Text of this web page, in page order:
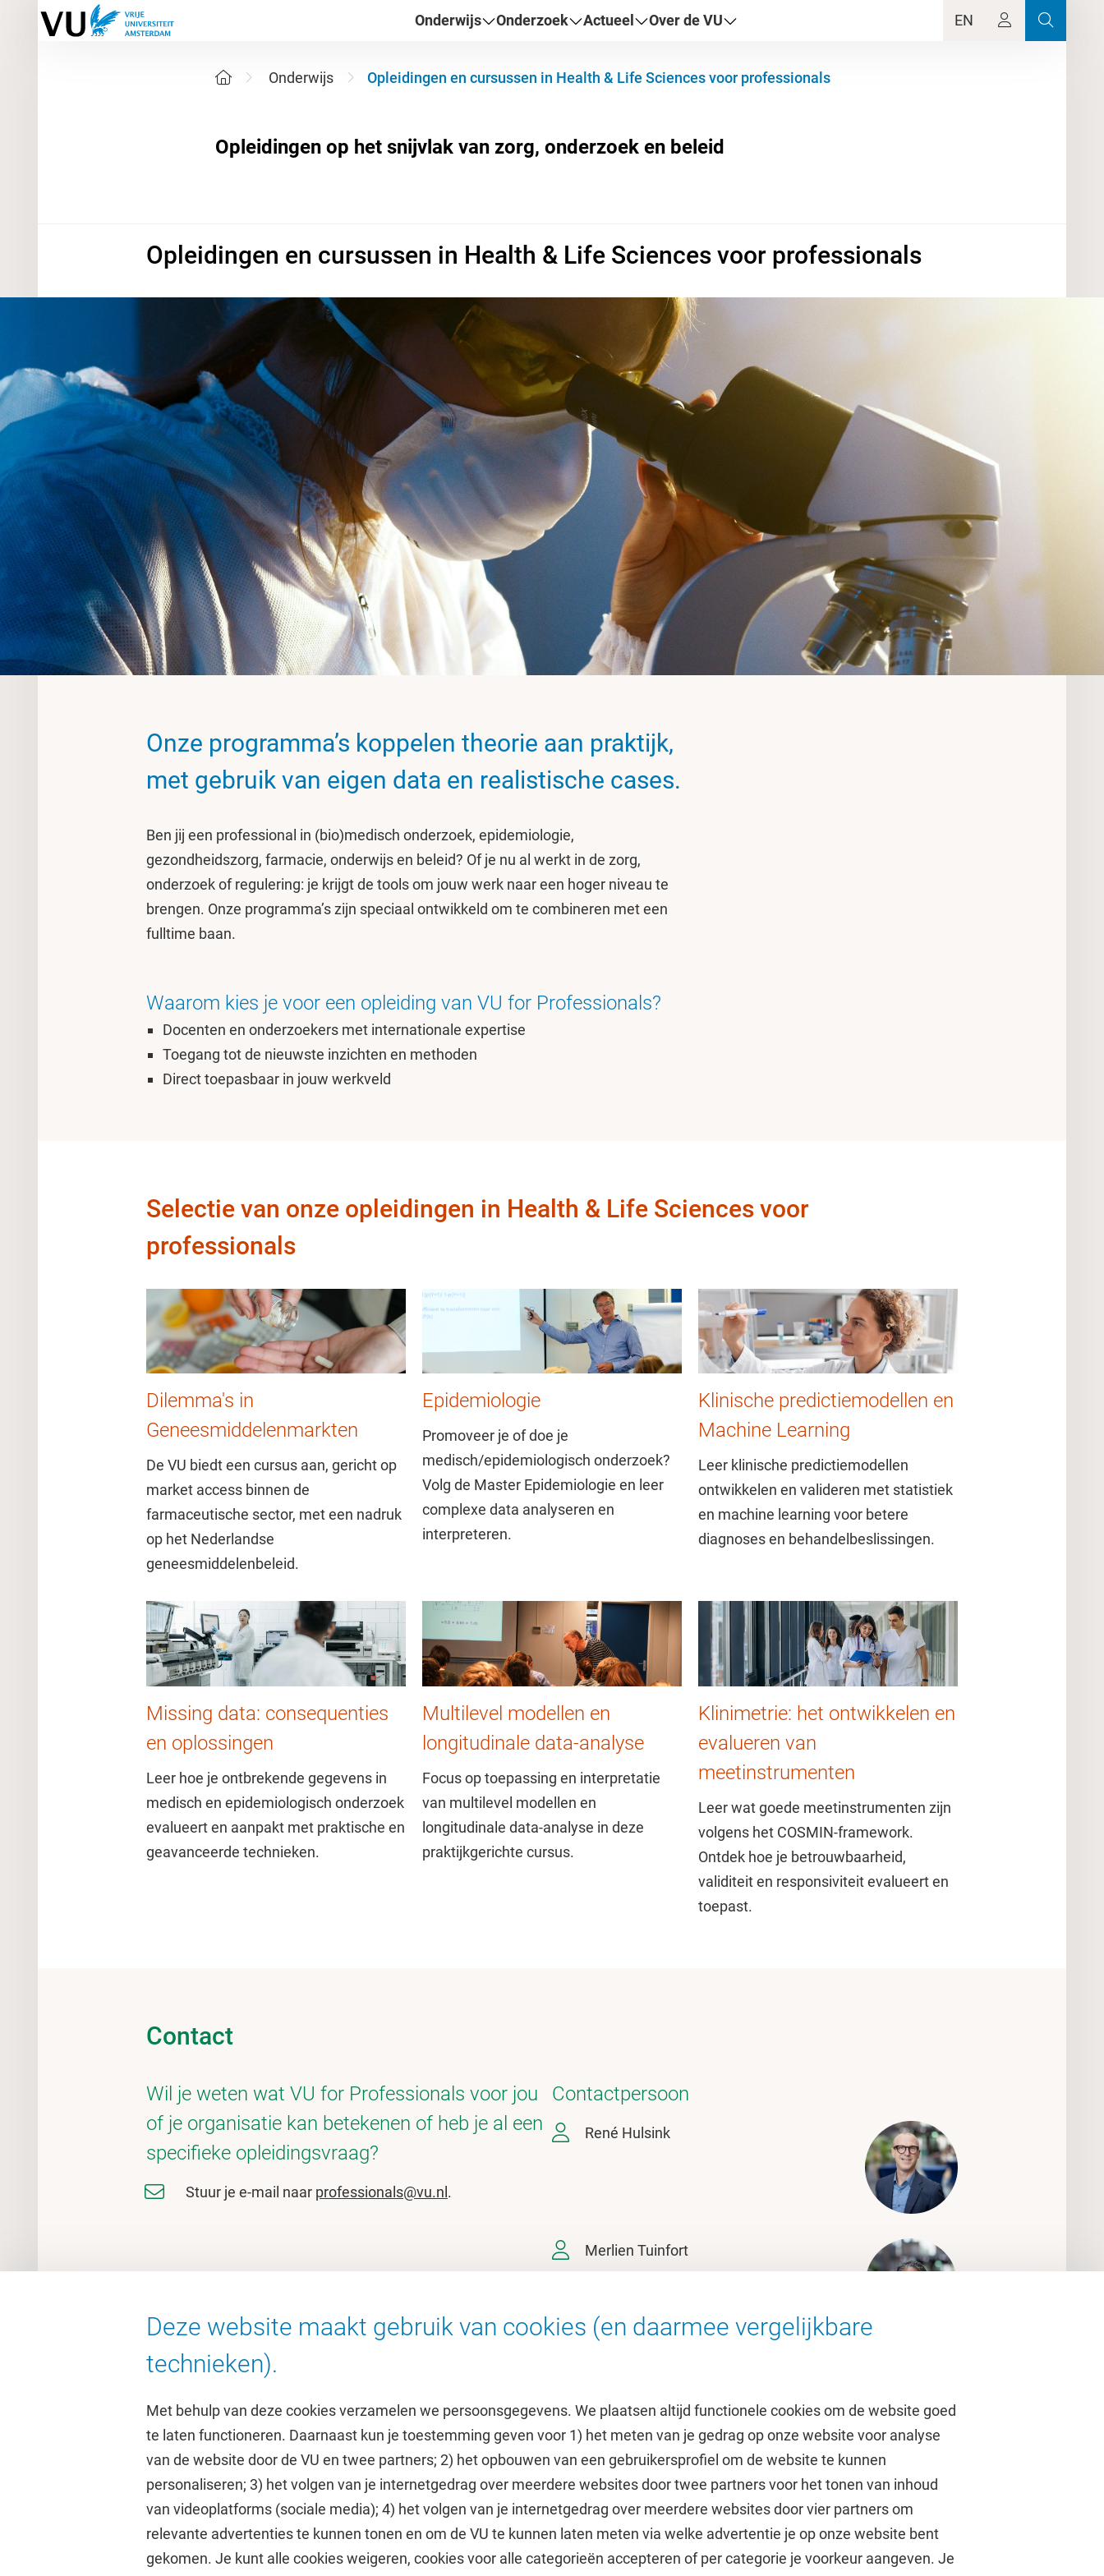
Onderwijs Onderzoek Actueel Over de VU EN
Onderwijs Opleidingen en cursussen in Health & Life Sciences voor professionals
Opleidingen en cursussen in Health & Life Sciences voor professionals
Onze programma’s koppelen theorie aan praktijk,
met gebruik van eigen data en realistische cases.
Ben jij een professional in (bio)medisch onderzoek, epidemiologie,
gezondheidszorg, farmacie, onderwijs en beleid? Of je nu al werkt in de zorg,
onderzoek of regulering: je krijgt de tools om jouw werk naar een hoger niveau te
brengen. Onze programma’s zijn speciaal ontwikkeld om te combineren met een
fulltime baan.
Waarom kies je voor een opleiding van VU for Professionals?
Docenten en onderzoekers met internationale expertise
Toegang tot de nieuwste inzichten en methoden
Direct toepasbaar in jouw werkveld
Selectie van onze opleidingen in Health & Life Sciences voor
professionals
Dilemma's in
Geneesmiddelenmarkten
De VU biedt een cursus aan, gericht op
market access binnen de
farmaceutische sector, met een nadruk
op het Nederlandse
geneesmiddelenbeleid.
Epidemiologie
Promoveer je of doe je
medisch/epidemiologisch onderzoek?
Volg de Master Epidemiologie en leer
complexe data analyseren en
interpreteren.
Klinische predictiemodellen en
Machine Learning
Leer klinische predictiemodellen
ontwikkelen en valideren met statistiek
en machine learning voor betere
diagnoses en behandelbeslissingen.
Missing data: consequenties
en oplossingen
Leer hoe je ontbrekende gegevens in
medisch en epidemiologisch onderzoek
evalueert en aanpakt met praktische en
geavanceerde technieken.
Multilevel modellen en
longitudinale data-analyse
Focus op toepassing en interpretatie
van multilevel modellen en
longitudinale data-analyse in deze
praktijkgerichte cursus.
Klinimetrie: het ontwikkelen en
evalueren van
meetinstrumenten
Leer wat goede meetinstrumenten zijn
volgens het COSMIN-framework.
Ontdek hoe je betrouwbaarheid,
validiteit en responsiviteit evalueert en
toepast.
Contact
Wil je weten wat VU for Professionals voor jou
of je organisatie kan betekenen of heb je al een
specifieke opleidingsvraag?
Stuur je e-mail naar professionals@vu.nl .
Contactpersoon
René Hulsink
Merlien Tuinfort
Deze website maakt gebruik van cookies (en daarmee vergelijkbare
technieken).
Met behulp van deze cookies verzamelen we persoonsgegevens. We plaatsen altijd functionele cookies om de website goed
te laten functioneren. Daarnaast kun je toestemming geven voor 1) het meten van je gedrag op onze website voor analyse
van de website door de VU en twee partners; 2) het opbouwen van een gebruikersprofiel om de website te kunnen
personaliseren; 3) het volgen van je internetgedrag over meerdere websites door twee partners voor het tonen van inhoud
van videoplatforms (sociale media); 4) het volgen van je internetgedrag over meerdere websites door vier partners om
relevante advertenties te kunnen tonen en om de VU te kunnen laten meten via welke advertentie je op onze website bent
gekomen. Je kunt alle cookies weigeren, cookies voor alle categorieën accepteren of per categorie je voorkeur aangeven. Je
Direct naar Studie
Academische jaarkalender
Uitgelicht
Doneer aan het VUfonds
Over de VU
Contact en route